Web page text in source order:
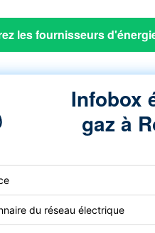
les fournisseurs
Infobox
gaz à
du réseau électrique